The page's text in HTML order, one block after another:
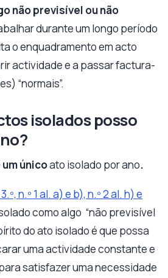
não previsível ou não
durante um longo período
o enquadramento em acto
actividade e a passar factura-
“normais”.
isolados posso
um únicoato isolado por ano.
n.º 1 al. a) e b), n.º 2 al. h) e
como algo “não previsível
do ato isolado é que possa
uma actividade constante e
satisfazer uma necessidade